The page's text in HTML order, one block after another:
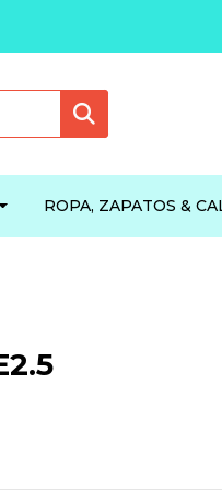
ROPA, ZAPATOS &